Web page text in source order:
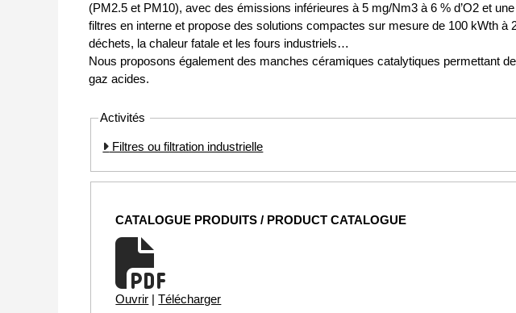
(PM2.5 et PM10), avec des émissions inférieures à 5 mg/Nm3 à 6 % d’O2 et
filtres en interne et propose des solutions compactes sur mesure de 100 kWth
déchets, la chaleur fatale et les fours industriels…
Nous proposons également des manches céramiques catalytiques permettant
gaz acides.
Activités
Filtres ou filtration industrielle
CATALOGUE PRODUITS / PRODUCT CATALOGUE
Ouvrir | Télécharger